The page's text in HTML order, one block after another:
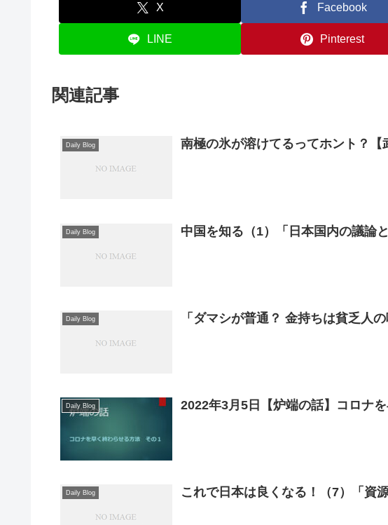
X Facebook
LINE Pinterest
関連記事
Daily Blog 南極の氷が溶けてるってホント？【
Daily Blog 中国を知る（1）「日本国内の議論
Daily Blog 「ダマシが普通？ 金持ちは貧乏人の
Daily Blog 2022年3月5日【炉端の話】コロナ
Daily Blog これで日本は良くなる！（7）「資